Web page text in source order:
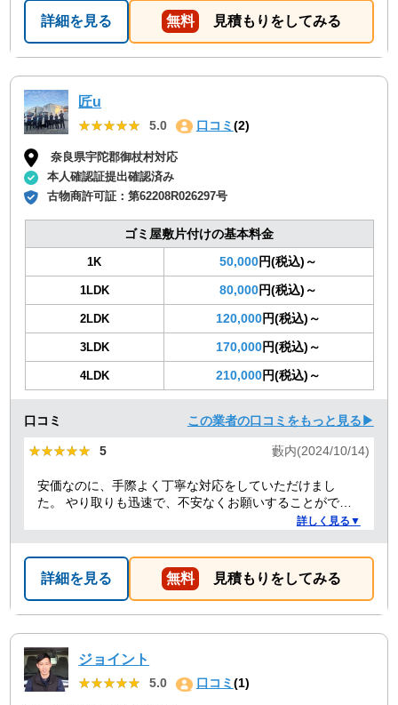
詳細を見る 無料 見積もりをしてみる
匠u
★★★★★
★★★★★ 5.0 口コミ (2)
奈良県宇陀郡御杖村対応
本人確認証提出確認済み
古物商許可証：第62208R026297号
ゴミ屋敷片付けの基本料金
1K 50,000円(税込)～
1LDK 80,000円(税込)～
2LDK 120,000円(税込)～
3LDK 170,000円(税込)～
4LDK 210,000円(税込)～
口コミ この業者の口コミをもっと見る▶
★★★★★
★★★★★ 5 藪内(2024/10/14)
安価なのに、手際よく丁寧な対応をしていただけまし
た。 やり取りも迅速で、不安なくお願いすることができ
詳しく見る▼
詳細を見る 無料 見積もりをしてみる
ジョイント
★★★★★
★★★★★ 5.0 口コミ(1)